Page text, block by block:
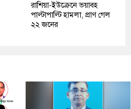
রাশিয়া-ইউক্রেনে ভয়াবহ
পাল্টাপাল্টি হামলা, প্রাণ গেল
২২ জনের